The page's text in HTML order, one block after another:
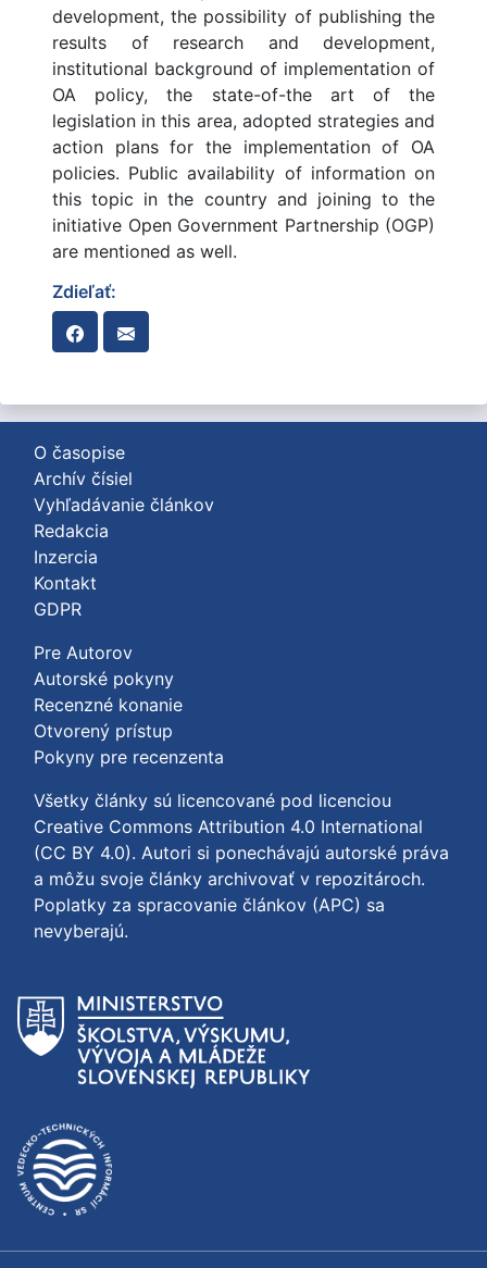
development, the possibility of publishing the
results of research and development,
institutional background of implementation of
OA policy, the state-of-the art of the
legislation in this area, adopted strategies and
action plans for the implementation of OA
policies. Public availability of information on
this topic in the country and joining to the
initiative Open Government Partnership (OGP)
are mentioned as well.
Zdieľať:
O časopise
Archív čísiel
Vyhľadávanie článkov
Redakcia
Inzercia
Kontakt
GDPR
Pre Autorov
Autorské pokyny
Recenzné konanie
Otvorený prístup
Pokyny pre recenzenta
Všetky články sú licencované pod licenciou
Creative Commons Attribution 4.0 International
(CC BY 4.0). Autori si ponechávajú autorské práva
a môžu svoje články archivovať v repozitároch.
Poplatky za spracovanie článkov (APC) sa
nevyberajú.